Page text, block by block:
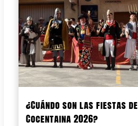
¿Cuándo son las fiestas de
Cocentaina 2026?